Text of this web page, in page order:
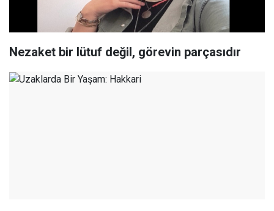
Nezaket bir lütuf değil, görevin parçasıdır